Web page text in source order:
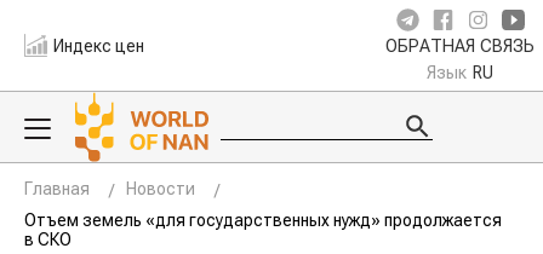
Индекс цен ОБРАТНАЯ СВЯЗЬ
Язык RU
Главная
Новости
Отъем земель «для государственных нужд» продолжается
в СКО